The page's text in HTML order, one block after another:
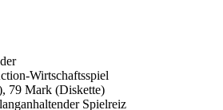
Wirtschaftsspiel
79 Mark (Diskette)
Spielreiz